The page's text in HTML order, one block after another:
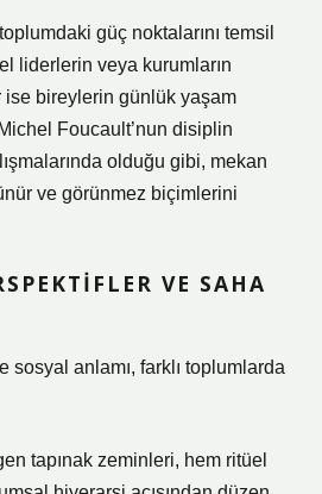
güç noktalarını temsil
liderlerin veya kurumların
bireylerin günlük yaşam
Foucault’nun disiplin
olduğu gibi, mekan
ve görünmez biçimlerini
VE SAHA
sosyal anlamı, farklı toplumlarda
tapınak zeminleri, hem ritüel